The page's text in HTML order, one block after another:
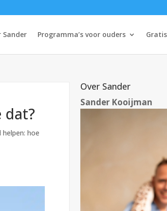
Sander Programma’s voor ouders Gratis
dat?
helpen: hoe
Over Sander
Sander Kooijman